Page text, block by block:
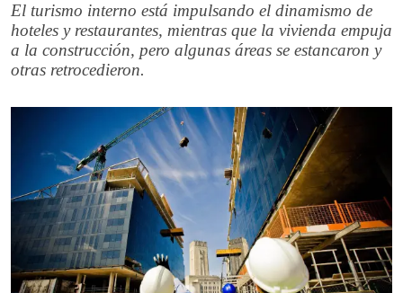
El turismo interno está impulsando el dinamismo de
hoteles y restaurantes, mientras que la vivienda empuja
a la construcción, pero algunas áreas se estancaron y
otras retrocedieron.